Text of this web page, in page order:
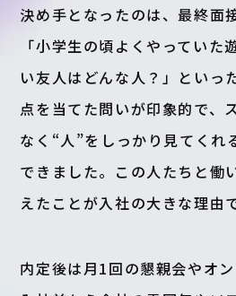
決め手となったのは、最終面
「小学生の頃よくやっていた
い友人はどんな人？」といっ
点を当てた問いが印象的で、
なく“人”をしっかり見てくれ
できました。この人たちと働
えたことが入社の大きな理由で
内定後は月1回の懇親会やオン